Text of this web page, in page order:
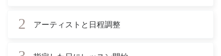
2 アーティストと日程調整